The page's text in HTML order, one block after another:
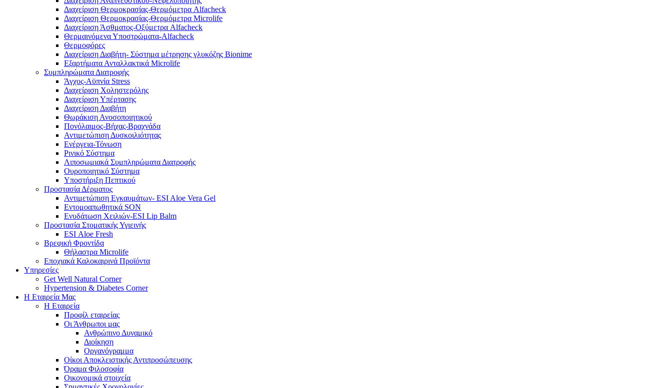
Διαχείριση Θερμοκρασίας-Θερμόμετρα Alfacheck
Διαχείριση Θερμοκρασίας-Θερμόμετρα Microlife
Διαχείριση Άσθματος-Οξύμετρα Alfacheck
Θερμαινόμενα Υποστρώματα-Alfacheck
Θερμοφόρες
Διαχείριση Διαβήτη- Σύστημα μέτρησης γλυκόζης Bionime
Εξαρτήματα Ανταλλακτικά Microlife
Συμπληρώματα Διατροφής
Άγχος-Αϋπνία Stress
Διαχείριση Χοληστερόλης
Διαχείριση Υπέρτασης
Διαχείριση Διαβήτη
Θωράκιση Ανοσοποιητικού
Πονόλαιμος-Βήχας-Βραχνάδα
Αντιμετώπιση Δυσκοιλιότητας
Eνέργεια-Τόνωση
Ρινικό Σύστημα
Λιποσωμιακά Συμπληρώματα Διατροφής
Ουροποιητικό Σύστημα
Υποστήριξη Πεπτικού
Προστασία Δέρματος
Αντιμετώπιση Εγκαυμάτων- ESI Aloe Vera Gel
Εντομοαπωθητικά SON
Ενυδάτωση Χειλιών-ESI Lip Balm
Προστασία Στοματικής Υγιεινής
ESI Αloe Fresh
Βρεφική Φροντίδα
Θήλαστρα Microlife
Εποχιακά Καλοκαιρινά Προϊόντα
Υπηρεσίες
Get Well Natural Corner
Hypertension & Diabetes Corner
Η Εταιρεία Μας
Η Εταιρεία
Προφίλ εταιρείας
Οι Άνθρωποι μας
Ανθρώπινο Δυναμικό
Διοίκηση
Οργανόγραμμα
Οίκοι Αποκλειστικής Αντιπροσώπευσης
Όραμα Φιλοσοφία
Οικονομικά στοιχεία